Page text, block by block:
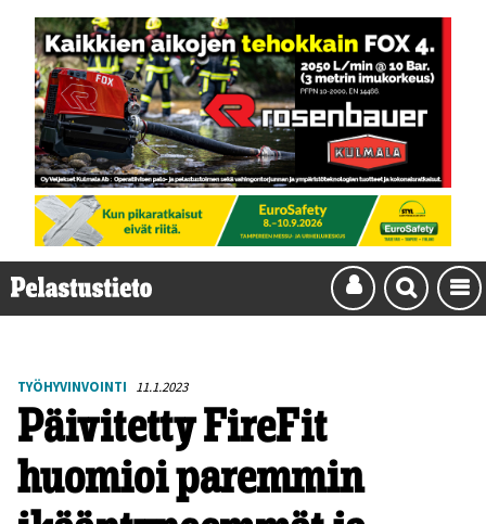
TYÖHYVINVOINTI 11.1.2023
Päivitetty FireFit
huomioi paremmin